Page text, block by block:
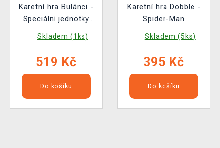
Karetní hra Bulánci -
Speciální jednotky
Skladem (1ks)
519 Kč
Do košíku
Karetní hra Dobble -
Spider-Man
Skladem (5ks)
395 Kč
Do košíku